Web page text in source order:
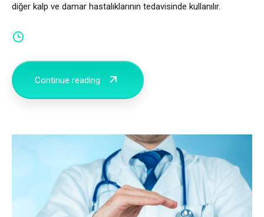
Español(İspanyolca
diğer kalp ve damar hastalıklarının tedavisinde kullanılır.
Continue reading